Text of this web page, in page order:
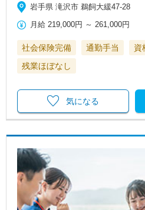
岩手県 滝沢市 鵜飼大緩47-28
月給 219,000円 ～ 261,000円
社会保険完備 通勤手当 資
残業ほぼなし
気になる